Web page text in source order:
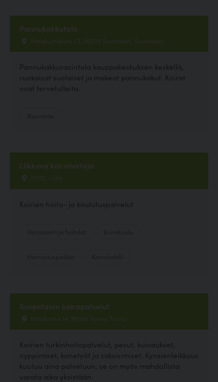
Pannukakkutalo
Maakuntakatu 29, 96200 Rovaniemi, Rovaniemi
Pannukakkuravintola kauppakeskuksen keskellä,
ruokaisat suolaiset ja makeat pannukakut. Koirat
ovat tervetulleita.
Liikkuva koirahoitaja
15100, Lahti
Koirien hoito- ja koulutuspalvelut
Suventaian koirapalvelut
Katiskontie 14, 95590 Tornio, Tornio
Koirien turkinhoitopalvelut, pesut, kuivaukset,
nyppimiset, konetyöt ja saksisimiset. Kynsienleikkaus
kuuluu aina palveluun, se on myös mahdollista
varata aika yksistään.